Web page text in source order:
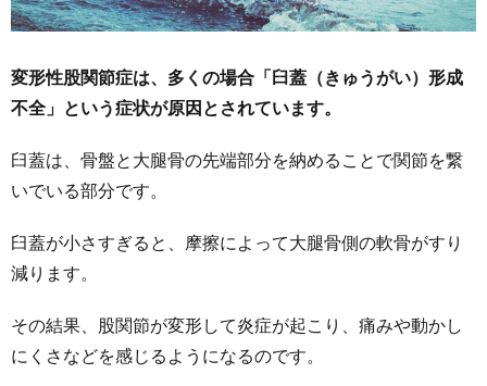
変形性股関節症は、多くの場合「臼蓋（きゅうがい）形成
不全」という症状が原因とされています。
臼蓋は、骨盤と大腿骨の先端部分を納めることで関節を繋
いでいる部分です。
臼蓋が小さすぎると、摩擦によって大腿骨側の軟骨がすり
減ります。
その結果、股関節が変形して炎症が起こり、痛みや動かし
にくさなどを感じるようになるのです。